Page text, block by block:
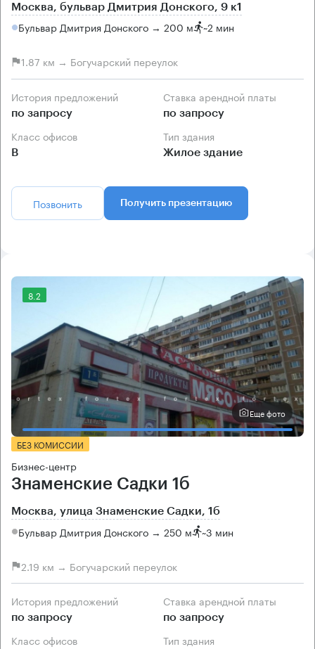
Москва, бульвар Дмитрия Донского, 9 к1
Бульвар Дмитрия Донского → 200 м ~2 мин
1.87 км → Богучарский переулок
История предложений
по запросу
Ставка арендной платы
по запросу
Класс офисов
B
Тип здания
Жилое здание
Позвонить Получить презентацию
8.2
Еще фото
БЕЗ КОМИССИИ
Бизнес-центр
Знаменские Садки 1б
Москва, улица Знаменские Садки, 1б
Бульвар Дмитрия Донского → 250 м ~3 мин
2.19 км → Богучарский переулок
История предложений
по запросу
Ставка арендной платы
по запросу
Класс офисов Тип здания